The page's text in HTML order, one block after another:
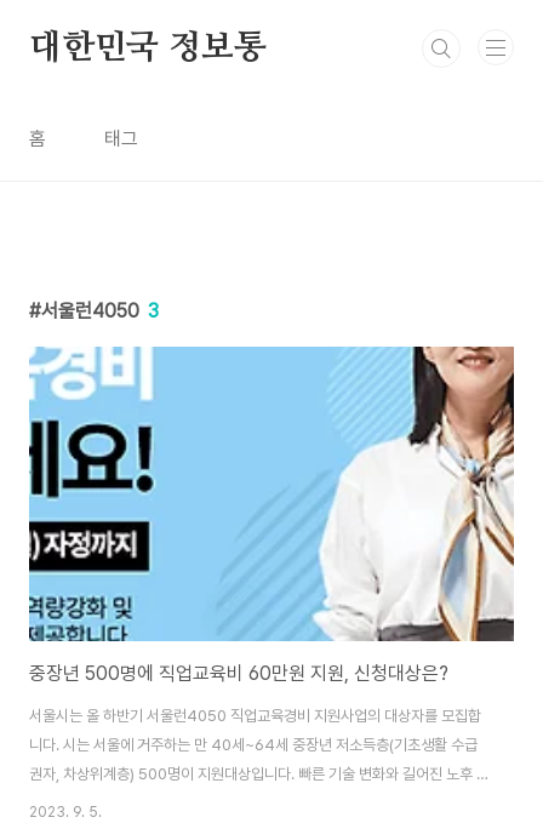
대한민국 정보통
홈 태그
서울런4050 3
중장년 500명에 직업교육비 60만원 지원, 신청대상은?
서울시는 올 하반기 서울런4050 직업교육경비 지원사업의 대상자를 모집합
니다. 시는 서울에 거주하는 만 40세~64세 중장년 저소득층(기초생활 수급
권자, 차상위계층) 500명이 지원대상입니다. 빠른 기술 변화와 길어진 노후 대
비 등 다양한 요인으로 중장년층의 교육 필요성이 점차 높아지는 만큼, 시는 올
2023. 9. 5.